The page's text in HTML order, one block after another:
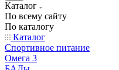
Каталог
По всему сайту
По каталогу
Каталог
Спортивное питание
Омега 3